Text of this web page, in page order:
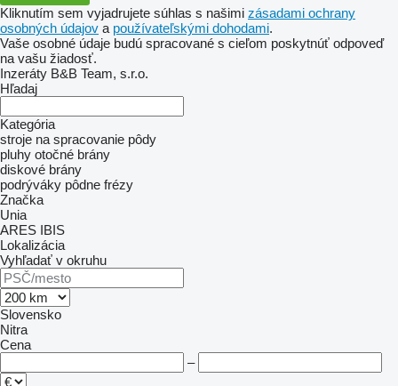
Kliknutím sem vyjadrujete súhlas s našimi zásadami ochrany
osobných údajov a používateľskými dohodami.
Vaše osobné údaje budú spracované s cieľom poskytnúť odpoveď
na vašu žiadosť.
Inzeráty B&B Team, s.r.o.
Hľadaj
Kategória
stroje na spracovanie pôdy
pluhy otočné brány
diskové brány
podrýváky pôdne frézy
Značka
Unia
ARES IBIS
Lokalizácia
Vyhľadať v okruhu
Slovensko
Nitra
Cena
–